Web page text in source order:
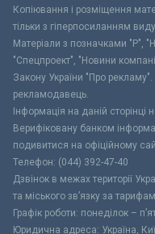
Копіювання і розміщення
тільки з гіперпосиланням
Матеріали з позначками "Р",
"Спецпроект", "Новини
Закону України "Про
рекламодавець.
Інформація на даній
Верифіковану банком
подивитися на офіційному
Телефон: (044) 392-47-40
Дзвінок в межах території
та міського зв’язку за
Графік роботи: понеділок –
Юридична адреса: Україна,